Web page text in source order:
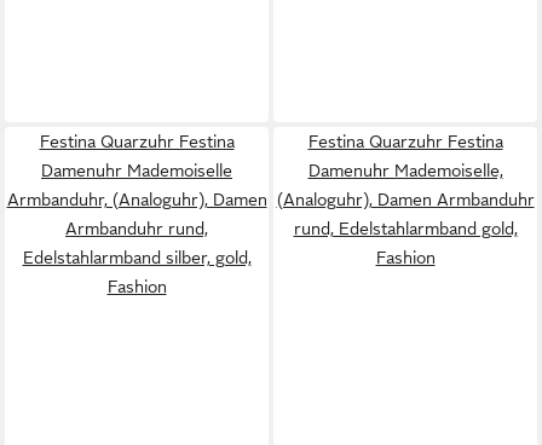
Festina Quarzuhr Festina
Damenuhr Mademoiselle
Armbanduhr, (Analoguhr), Damen
Armbanduhr rund,
Edelstahlarmband silber, gold,
Fashion
Festina Quarzuhr Festina
Damenuhr Mademoiselle,
(Analoguhr), Damen Armbanduhr
rund, Edelstahlarmband gold,
Fashion